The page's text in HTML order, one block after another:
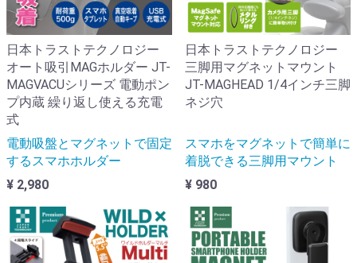
日本トラストテクノロジー
オート吸引MAGホルダー JT-
MAGVACUシリーズ 電動ポン
プ内蔵 繰り返し使える充電
式
電動吸盤とマグネットで固定
するスマホホルダー
¥ 2,980
日本トラストテクノロジー
三脚用マグネットマウント
JT-MAGHEAD 1/4インチ三脚
ネジ穴
スマホをマグネットで簡単に
着脱できる三脚用マウント
¥ 980